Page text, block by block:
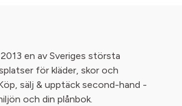
en av Sveriges största
för kläder, skor och
sälj & upptäck second-hand -
och din plånbok.